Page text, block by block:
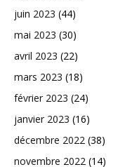
juin 2023 (44)
mai 2023 (30)
avril 2023 (22)
mars 2023 (18)
février 2023 (24)
janvier 2023 (16)
décembre 2022 (38)
novembre 2022 (14)